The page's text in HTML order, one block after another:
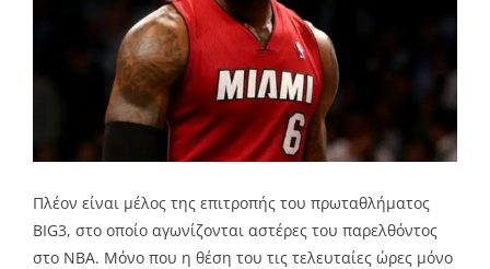
Πλέον είναι μέλος της επιτροπής του πρωταθλήματος
BIG3, στο οποίο αγωνίζονται αστέρες του παρελθόντος
στο ΝΒΑ. Μόνο που η θέση του τις τελευταίες ώρες μόνο